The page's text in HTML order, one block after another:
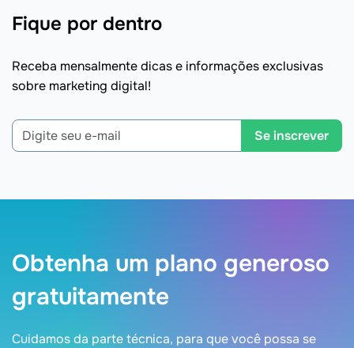
Fique por dentro
Receba mensalmente dicas e informações exclusivas
sobre marketing digital!
Se inscrever
Obtenha um plano generoso
gratuitamente
Cuidamos da parte técnica, para que você possa se